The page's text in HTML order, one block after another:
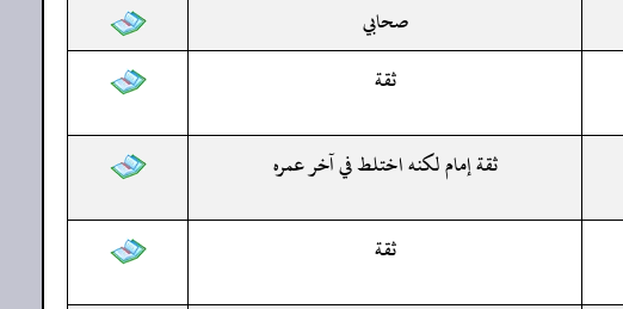
صحابي
ثقة
ثقة إمام لكنه اختلط في آخر عمره
ثقة